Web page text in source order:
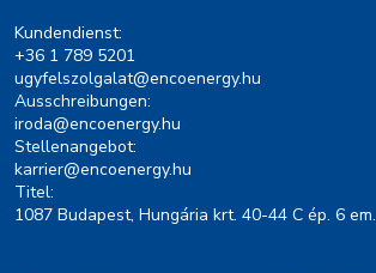
Kundendienst:
+36 1 789 5201
ugyfelszolgalat@encoenergy.hu
Ausschreibungen:
iroda@encoenergy.hu
Stellenangebot:
karrier@encoenergy.hu
Titel:
1087 Budapest, Hungária krt. 40-44 C ép. 6 em.